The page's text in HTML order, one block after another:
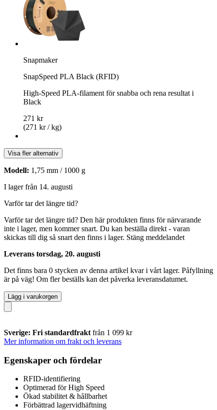
Snapmaker
SnapSpeed PLA Black (RFID)
High-Speed PLA-filament för snabba och rena resultat i
Black
271 kr
(271 kr / kg)
Visa fler alternativ
Modell: 1,75 mm / 1000 g
I lager från 14. augusti
Varför tar det längre tid?
Varför tar det längre tid? Den här produkten finns för närvarande
inte i lager, men kommer snart. Du kan beställa direkt - varan
skickas till dig så snart den finns i lager. Stäng meddelandet
Leverans torsdag, 20. augusti
Det finns bara 0 stycken av denna artikel kvar i vårt lager. Påfyllning
är på väg! Om fler beställs kan det påverka leveransdatumet.
Lägg i varukorgen
Sverige: Fri standardfrakt från 1 099 kr
Mer information om frakt och leverans
Egenskaper och fördelar
RFID-identifiering
Optimerad för High Speed
Ökad stabilitet & hållbarhet
Förbättrad lagervidhäftning